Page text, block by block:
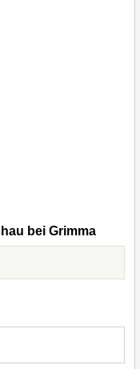
bei Grimma